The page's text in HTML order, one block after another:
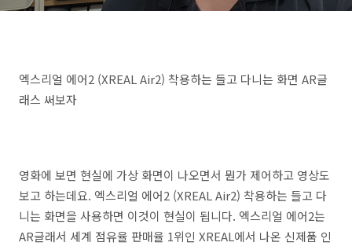
엑스리얼 에어2 (XREAL Air2) 착용하는 들고 다니는 화면 AR글
래스 써보자
영화에 보면 현실에 가상 화면이 나오면서 뭔가 제어하고 영상도
보고 하는데요. 엑스리얼 에어2 (XREAL Air2) 착용하는 들고 다
니는 화면을 사용하면 이것이 현실이 됩니다. 엑스리얼 에어2는
AR글래서 세계 점유율 판매율 1위인 XREAL에서 나온 신제품 인